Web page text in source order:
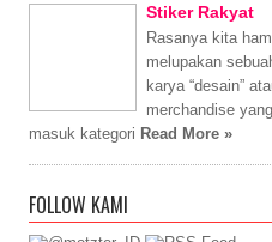
Stiker Rakyat
Rasanya kita
melupakan
karya “desain”
merchandise yang
masuk kategori Read More »
FOLLOW KAMI